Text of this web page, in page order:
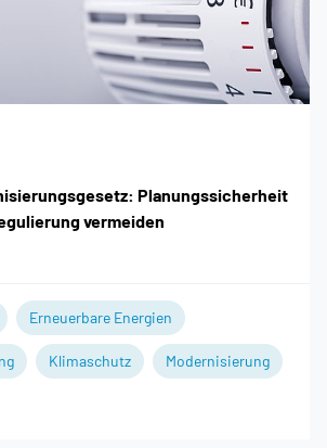
Planungssicherheit
vermeiden
Erneuerbare Energien
Klimaschutz Modernisierung